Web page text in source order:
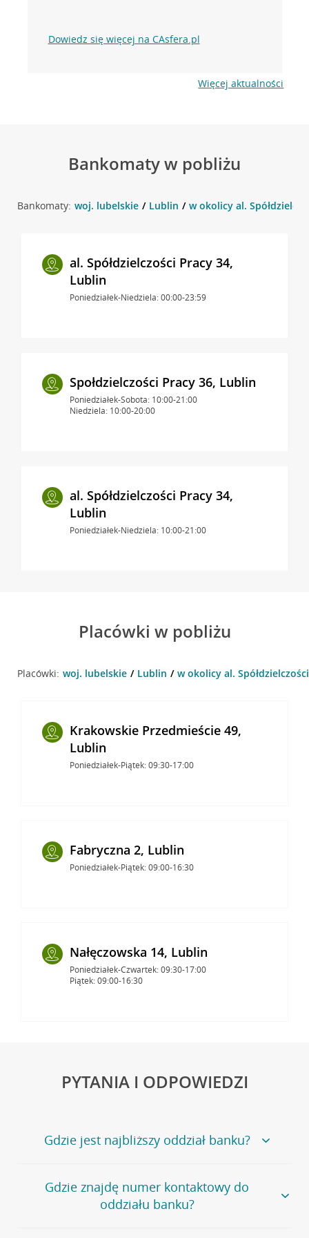
Dowiedz się więcej na CAsfera.pl
Więcej aktualności
Bankomaty w pobliżu
Bankomaty: woj. lubelskie Lublin w okolicy al.
al. Spółdzielczości Pracy 34,
Lublin
Poniedziałek-Niedziela: 00:00-23:59
Społdzielczości Pracy 36, Lublin
Poniedziałek-Sobota: 10:00-21:00
Niedziela: 10:00-20:00
al. Spółdzielczości Pracy 34,
Lublin
Poniedziałek-Niedziela: 10:00-21:00
Placówki w pobliżu
Placówki: woj. lubelskie Lublin w okolicy al.
Krakowskie Przedmieście 49,
Lublin
Poniedziałek-Piątek: 09:30-17:00
Fabryczna 2, Lublin
Poniedziałek-Piątek: 09:00-16:30
Nałęczowska 14, Lublin
Poniedziałek-Czwartek: 09:30-17:00
Piątek: 09:00-16:30
PYTANIA I ODPOWIEDZI
Gdzie jest najbliższy oddział banku?
Jeśli szukasz oddziału naszego banku, zapraszamy na
stronęPlacówki i bankomaty, na której znajduje się
wygodna wyszukiwarka.
Gdzie znajdę numer kontaktowy do
oddziału banku?